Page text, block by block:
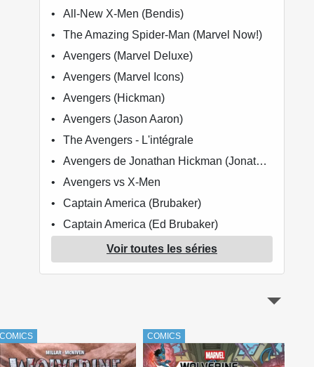
All-New X-Men (Bendis)
The Amazing Spider-Man (Marvel Now!)
Avengers (Marvel Deluxe)
Avengers (Marvel Icons)
Avengers (Hickman)
Avengers (Jason Aaron)
The Avengers - L'intégrale
Avengers de Jonathan Hickman (Jonathan Hickman)
Avengers vs X-Men
Captain America (Brubaker)
Captain America (Ed Brubaker)
Civil War (Marvel Deluxe)
Civil War II
Daredevil - L'Homme sans peur (Bendis)
Dark Avengers (Fraction / Bendis)
Voir toutes les séries
COMICS COMICS